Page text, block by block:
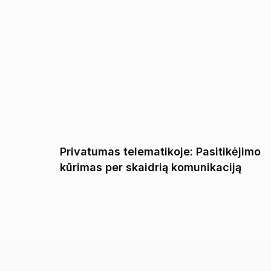
Privatumas telematikoje: Pasitikėjimo
kūrimas per skaidrią komunikaciją